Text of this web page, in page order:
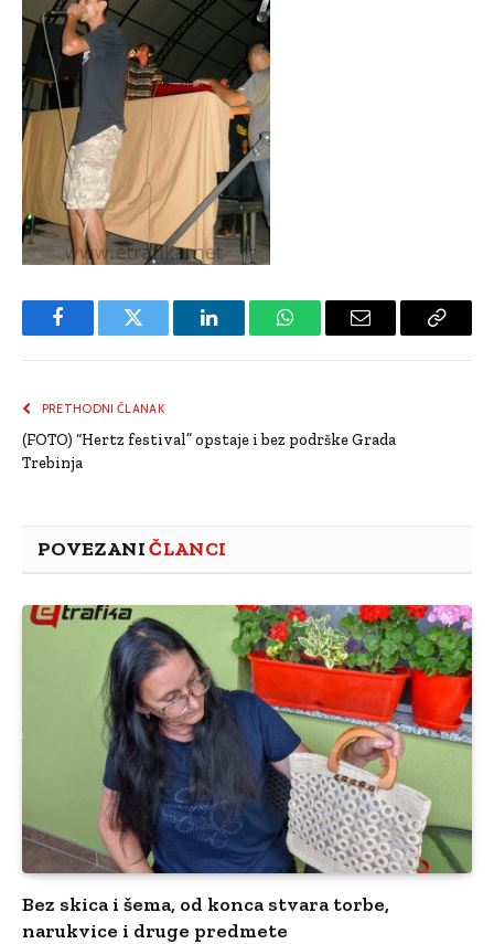
FacebookTwitter LinkedInWhatsAppEmail
Copy
PRETHODNI ČLANAK
(FOTO) “Hertz festival” opstaje i bez podrške Grada
Trebinja
POVEZANIČLANCI
Bez skica i šema, od konca stvara torbe,
narukvice i druge predmete